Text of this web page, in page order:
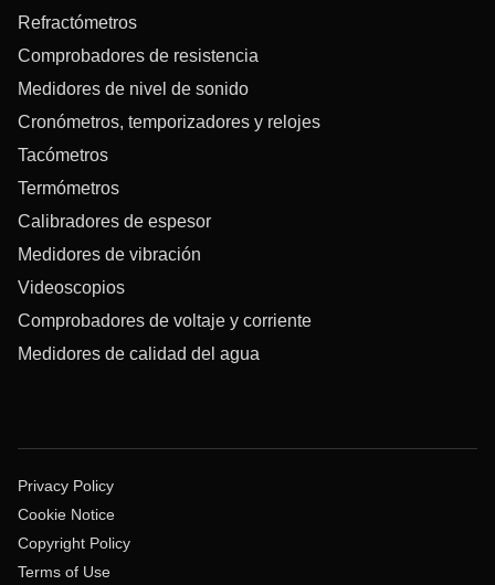
Refractómetros
Comprobadores de resistencia
Medidores de nivel de sonido
Cronómetros, temporizadores y relojes
Tacómetros
Termómetros
Calibradores de espesor
Medidores de vibración
Videoscopios
Comprobadores de voltaje y corriente
Medidores de calidad del agua
Privacy Policy
Cookie Notice
Copyright Policy
Terms of Use